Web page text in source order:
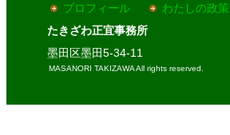
プロフィール わたしの政策
たきざわ正宜事務所
墨田区墨田5-34-11
MASANORI TAKIZAWA All rights reserved.